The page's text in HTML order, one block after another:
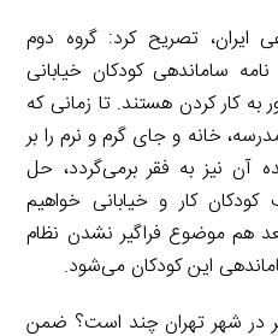
ایران، تصریح کرد: گروه دوم
ساماندهی کودکان خیابانی
به کار کردن هستند. تا زمانی که
خانه و جای گرم و نرم را بر
نیز به فقر برمی‌گردد، حل
کار و خیابانی خواهیم
هم موضوع فراگیر نشدن نظام
این کودکان می‌شود.
در شهر تهران چند است؟ ضمن